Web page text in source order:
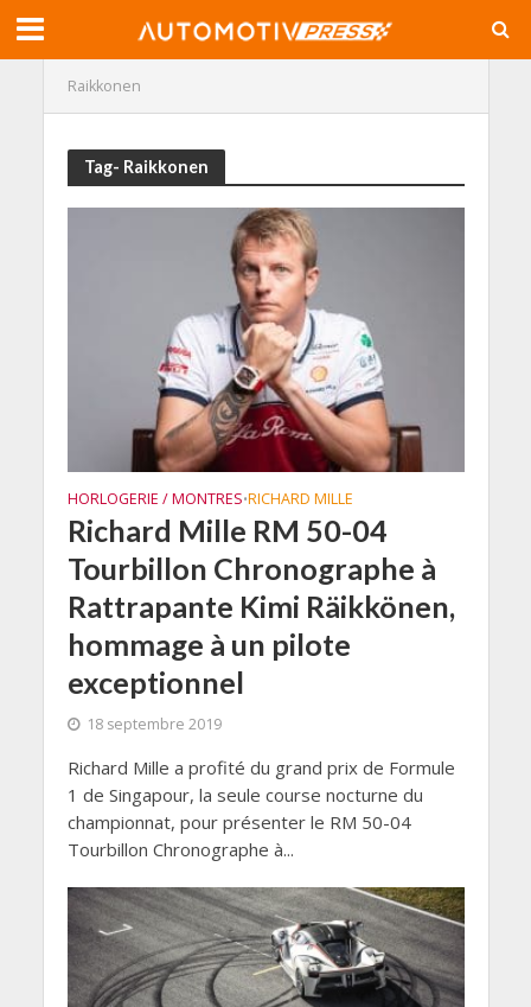
Raikkonen
Tag- Raikkonen
HORLOGERIE / MONTRES•RICHARD MILLE
Richard Mille RM 50-04
Tourbillon Chronographe à
Rattrapante Kimi Räikkönen,
hommage à un pilote
exceptionnel
18 septembre 2019
Richard Mille a profité du grand prix de Formule
1 de Singapour, la seule course nocturne du
championnat, pour présenter le RM 50-04
Tourbillon Chronographe à...